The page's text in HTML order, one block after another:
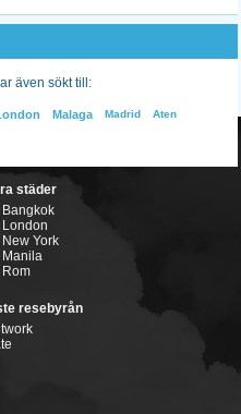
även sökt till:
Malaga Madrid Aten
städer
Bangkok
London
New York
Manila
Rom
resebyrån